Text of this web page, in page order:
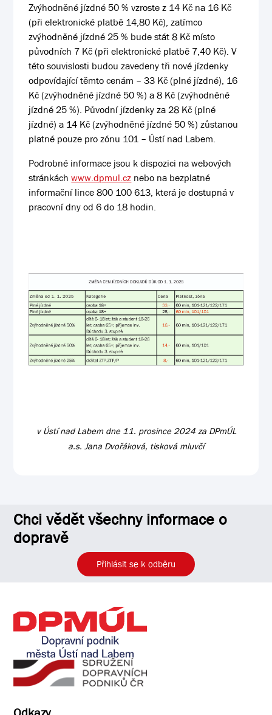
Zvýhodněné jízdné 50 % vzroste z 14 Kč na 16 Kč
(při elektronické platbě 14,80 Kč), zatímco
zvýhodněné jízdné 25 % bude stát 8 Kč místo
původních 7 Kč (při elektronické platbě 7,40 Kč). V
této souvislosti budou zavedeny tři nové jízdenky
odpovídající těmto cenám – 33 Kč (plné jízdné), 16
Kč (zvýhodněné jízdné 50 %) a 8 Kč (zvýhodněné
jízdné 25 %). Původní jízdenky za 28 Kč (plné
jízdné) a 14 Kč (zvýhodněné jízdné 50 %) zůstanou
platné pouze pro zónu 101 – Ústí nad Labem.
Podrobné informace jsou k dispozici na webových
stránkáchwww.dpmul.cz nebo na bezplatné
informační lince 800 100 613, která je dostupná v
pracovní dny od 6 do 18 hodin.
v Ústí nad Labem dne 11. prosince 2024 za DPmÚL
a.s. Jana Dvořáková, tisková mluvčí
Chci vědět všechny informace o
dopravě
Přihlásit se k odběru